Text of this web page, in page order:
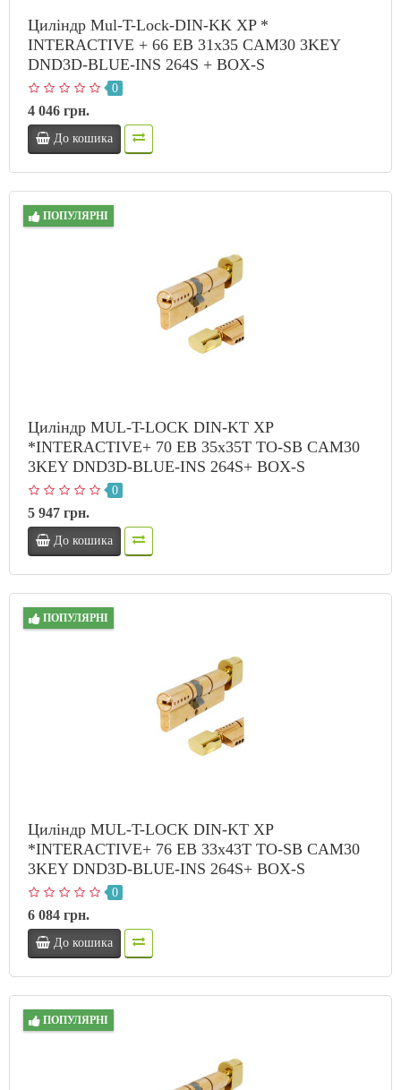
Циліндр Mul-T-Lock-DIN-KK XP *
INTERACTIVE + 66 EB 31x35 CAM30 3KEY
DND3D-BLUE-INS 264S + BOX-S
0
4 046 грн.
До кошика
ПОПУЛЯРНІ
Циліндр MUL-T-LOCK DIN-KT XP
*INTERACTIVE+ 70 EB 35x35T TO-SB CAM30
3KEY DND3D-BLUE-INS 264S+ BOX-S
0
5 947 грн.
До кошика
ПОПУЛЯРНІ
Циліндр MUL-T-LOCK DIN-KT XP
*INTERACTIVE+ 76 EB 33x43T TO-SB CAM30
3KEY DND3D-BLUE-INS 264S+ BOX-S
0
6 084 грн.
До кошика
ПОПУЛЯРНІ